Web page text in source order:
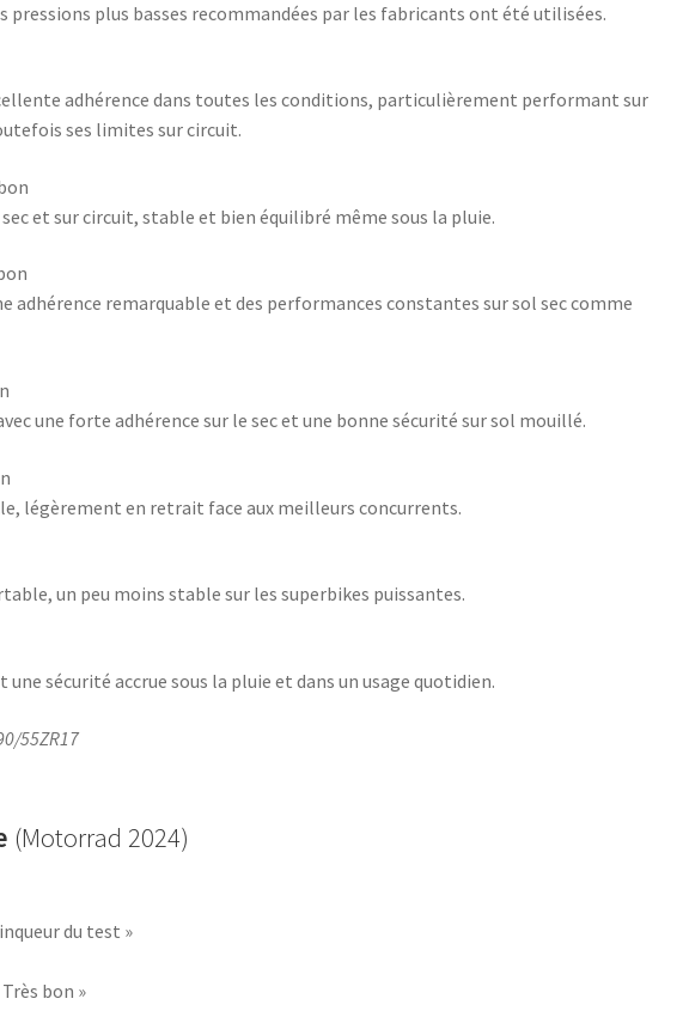
pressions plus basses recommandées par les fabricants ont été utilisées.
adhérence dans toutes les conditions, particulièrement performant sur
ses limites sur circuit.
et sur circuit, stable et bien équilibré même sous la pluie.
adhérence remarquable et des performances constantes sur sol sec comme
une forte adhérence sur le sec et une bonne sécurité sur sol mouillé.
légèrement en retrait face aux meilleurs concurrents.
un peu moins stable sur les superbikes puissantes.
sécurité accrue sous la pluie et dans un usage quotidien.
55ZR17
(Motorrad 2024)
du test »
bon »